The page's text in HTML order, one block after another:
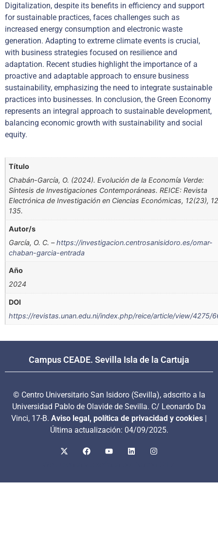
Digitalization, despite its benefits in efficiency and support
for sustainable practices, faces challenges such as
increased energy consumption and electronic waste
generation. Adapting to extreme climate events is crucial,
with business strategies focused on resilience and
adaptation. Recent studies highlight the importance of a
proactive and adaptable approach to ensure business
sustainability, emphasizing the need to integrate sustainable
practices into businesses. In conclusion, the Green Economy
represents an integral approach to sustainable development,
balancing economic growth with sustainability and social
equity.
Título
Chabán-García, O. (2024). Evolución de la Economía Verde:
Síntesis de Investigaciones Contemporáneas. REICE: Revista
Electrónica de Investigación en Ciencias Económicas, 12(23),
135.
Autor/s
García, O. C. –https://investigacion.centrosanisidoro.es/omar-
chaban-garcia-entrada
Año
2024
DOI
https://revistas.unan.edu.ni/index.php/reice/article/view/4275/
Campus CEADE. Sevilla Isla de la Cartuja
© Centro Universitario San Isidoro (Sevilla), adscrito a la
Universidad Pablo de Olavide de Sevilla. C/ Leonardo Da
Vinci, 17-B. Aviso legal, política de privacidad y cookies
Última actualización: 04/09/2025.